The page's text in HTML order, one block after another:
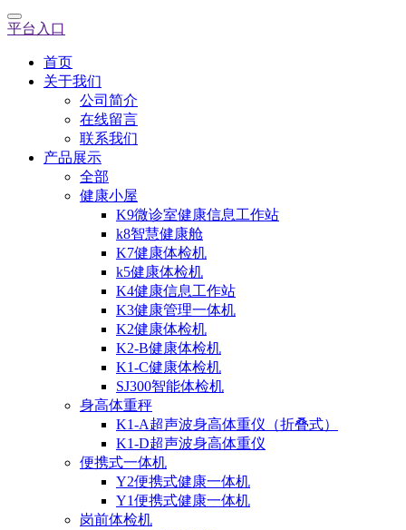
平台入口
首页
关于我们
公司简介
在线留言
联系我们
产品展示
全部
健康小屋
K9微诊室健康信息工作站
k8智慧健康舱
K7健康体检机
k5健康体检机
K4健康信息工作站
K3健康管理一体机
K2健康体检机
K2-B健康体检机
K1-C健康体检机
SJ300智能体检机
身高体重秤
K1-A超声波身高体重仪（折叠式）
K1-D超声波身高体重仪
便携式一体机
Y2便携式健康一体机
Y1便携式健康一体机
岗前体检机